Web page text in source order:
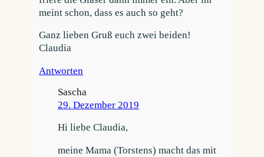
meint schon, dass es auch so geht?
Ganz lieben Gruß euch zwei beiden!
Claudia
Antworten
Sascha
29. Dezember 2019
Hi liebe Claudia,
meine Mama (Torstens) macht das mit